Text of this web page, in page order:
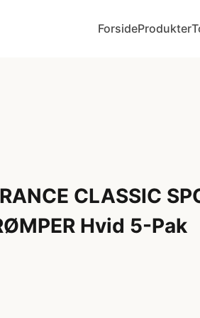
ForsideProdukter
CLASSIC
Hvid 5-Pak